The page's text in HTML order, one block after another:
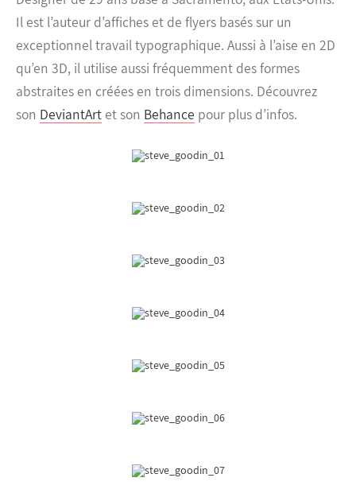
Il est l’auteur d’affiches et de flyers basés sur un
exceptionnel travail typographique. Aussi à l’aise en 2D
qu’en 3D, il utilise aussi fréquemment des formes
abstraites en créées en trois dimensions. Découvrez
son DeviantArt et son Behance pour plus d’infos.